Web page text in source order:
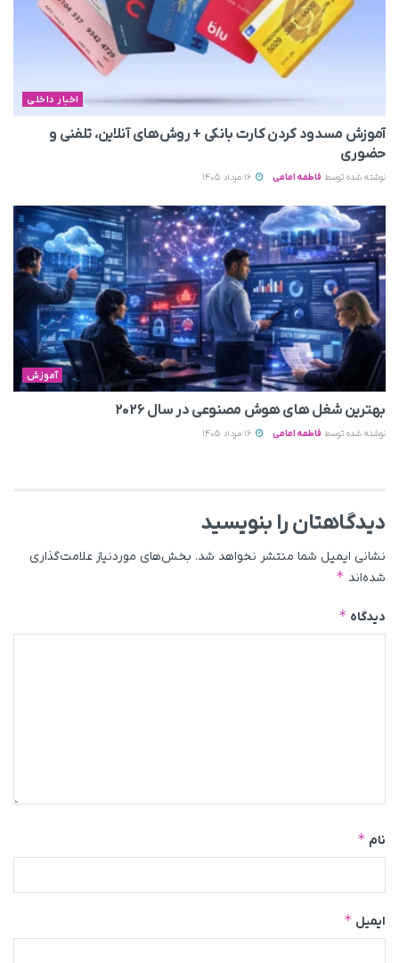
اخبار داخلی
آموزش مسدود کردن کارت بانکی + روش‌های آنلاین، تلفنی و
حضوری
نوشته شده توسط فاطمه امامی
آموزش
بهترین شغل های هوش مصنوعی در سال ۲۰۲۶
نوشته شده توسط فاطمه امامی
دیدگاهتان را بنویسید
نشانی ایمیل شما منتشر نخواهد شد. بخش‌های موردنیاز علامت‌گذاری
شده‌اند *
دیدگاه *
نام *
ایمیل *